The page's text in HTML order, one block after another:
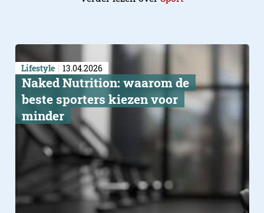
Lifestyle 13.04.2026
Naked Nutrition: waarom de
beste sporters kiezen voor
minder